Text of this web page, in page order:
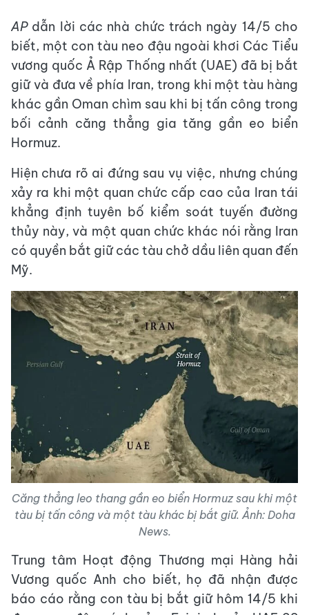
APdẫn lời các nhà chức trách ngày 14/5 cho
biết, một con tàu neo đậu ngoài khơi Các Tiểu
vương quốc Ả Rập Thống nhất (UAE) đã bị bắt
giữ và đưa về phía Iran, trong khi một tàu hàng
khác gần Oman chìm sau khi bị tấn công trong
bối cảnh căng thẳng gia tăng gần eo biển
Hormuz.
Hiện chưa rõ ai đứng sau vụ việc, nhưng chúng
xảy ra khi một quan chức cấp cao của Iran tái
khẳng định tuyên bố kiểm soát tuyến đường
thủy này, và một quan chức khác nói rằng Iran
có quyền bắt giữ các tàu chở dầu liên quan đến
Mỹ.
Căng thẳng leo thang gần eo biển Hormuz sau khi một
tàu bị tấn công và một tàu khác bị bắt giữ. Ảnh: Doha
News.
Trung tâm Hoạt động Thương mại Hàng hải
Vương quốc Anh cho biết, họ đã nhận được
báo cáo rằng con tàu bị bắt giữ hôm 14/5 khi